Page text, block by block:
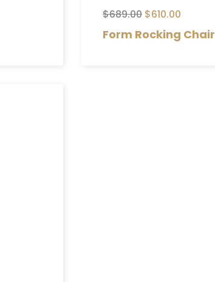
$689.00 $610.00
Form Rocking Chair